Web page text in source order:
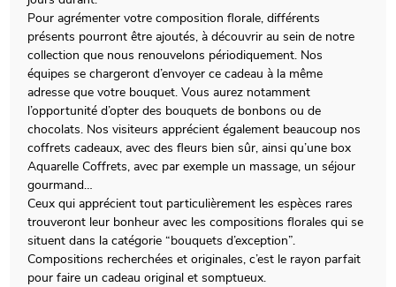
Pour agrémenter votre composition florale, différents
présents pourront être ajoutés, à découvrir au sein de notre
collection que nous renouvelons périodiquement. Nos
équipes se chargeront d’envoyer ce cadeau à la même
adresse que votre bouquet. Vous aurez notamment
l’opportunité d’opter des bouquets de bonbons ou de
chocolats. Nos visiteurs apprécient également beaucoup nos
coffrets cadeaux, avec des fleurs bien sûr, ainsi qu’une box
Aquarelle Coffrets, avec par exemple un massage, un séjour
gourmand…
Ceux qui apprécient tout particulièrement les espèces rares
trouveront leur bonheur avec les compositions florales qui se
situent dans la catégorie “bouquets d’exception”.
Compositions recherchées et originales, c’est le rayon parfait
pour faire un cadeau original et somptueux.